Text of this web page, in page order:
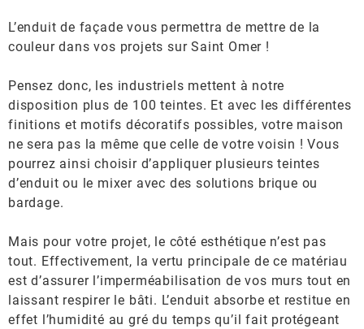
L’enduit de façade vous permettra de mettre de la
couleur dans vos projets sur Saint Omer !
Pensez donc, les industriels mettent à notre
disposition plus de 100 teintes. Et avec les différentes
finitions et motifs décoratifs possibles, votre maison
ne sera pas la même que celle de votre voisin ! Vous
pourrez ainsi choisir d’appliquer plusieurs teintes
d’enduit ou le mixer avec des solutions brique ou
bardage.
Mais pour votre projet, le côté esthétique n’est pas
tout. Effectivement, la vertu principale de ce matériau
est d’assurer l’imperméabilisation de vos murs tout en
laissant respirer le bâti. L’enduit absorbe et restitue en
effet l’humidité au gré du temps qu’il fait protégeant